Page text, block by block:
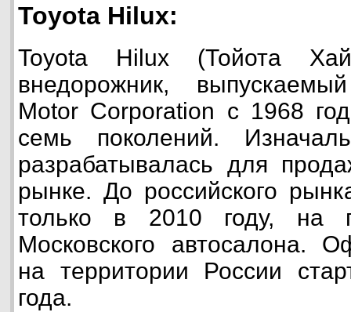
Toyota Hilux:
Toyota Hilux (Тойота
внедорожник,
Motor Corporation с 1968
семь поколений.
разрабатывалась для
рынке. До российского
только в 2010 году, на
Московского автосалона.
на территории России
года.